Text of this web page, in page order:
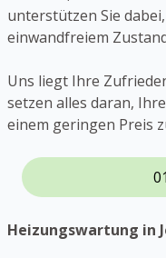
unterstützen Sie
einwandfreiem
Uns liegt Ihre
setzen alles daran,
einem geringen Preis
Heizungswartung in